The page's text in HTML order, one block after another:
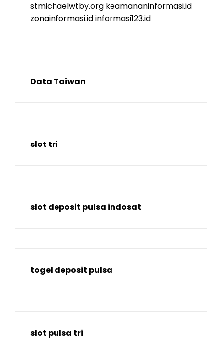
stmichaelwtby.org keamananinformasi.id
zonainformasi.idinformasi123.id
Data Taiwan
slot tri
slot deposit pulsa indosat
togel deposit pulsa
slot pulsa tri